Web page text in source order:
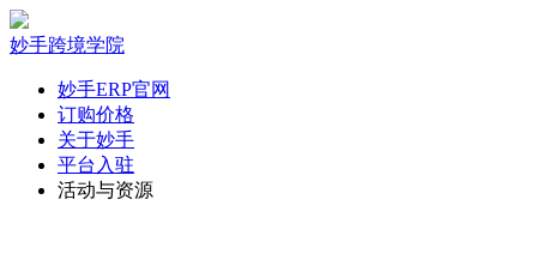
妙手跨境学院
妙手ERP官网
订购价格
关于妙手
平台入驻
活动与资源